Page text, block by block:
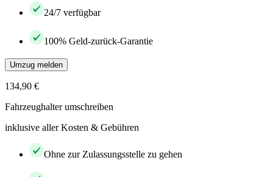
24/7 verfügbar
100% Geld-zurück-Garantie
Umzug melden
134,90 €
Fahrzeughalter umschreiben
inklusive aller Kosten & Gebühren
Ohne zur Zulassungsstelle zu gehen